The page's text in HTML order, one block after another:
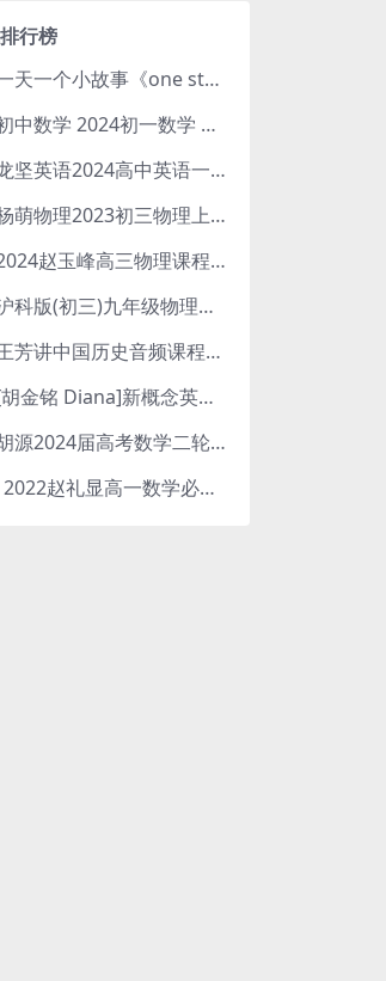
行榜
一天一个小故事《one story a day》初中版 百度网盘分享下载
初中数学 2024初一数学 朱韬数学 S班春季下 A+班春季下 百度云网盘
龙坚英语2024高中英语一轮系统班(全国卷+北京卷)
杨萌物理2023初三物理上秋季A+班(视频+讲义) 百度网盘分享
2024赵玉峰高三物理课程24年高考物理一轮复习网课教程
沪科版(初三)九年级物理全一册网课教学视频全集(录播版 杜春雨 66讲)
王芳讲中国历史音频课程全集(上下五千年)
[胡金铭 Diana]新概念英语第1册教学视频课程(全集 百度网盘下载)
胡源2024届高考数学二轮寒假春季精讲 百度网盘分享
2022赵礼显高一数学必修一课程视频资源(秋季班 含讲义)百度网盘云